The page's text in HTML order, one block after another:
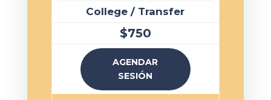
College / Transfer
$750
AGENDAR
SESIÓN